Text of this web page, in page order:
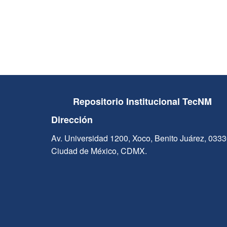
Repositorio Institucional TecNM
Dirección
Av. Universidad 1200, Xoco, Benito Juárez,
Ciudad de México, CDMX.